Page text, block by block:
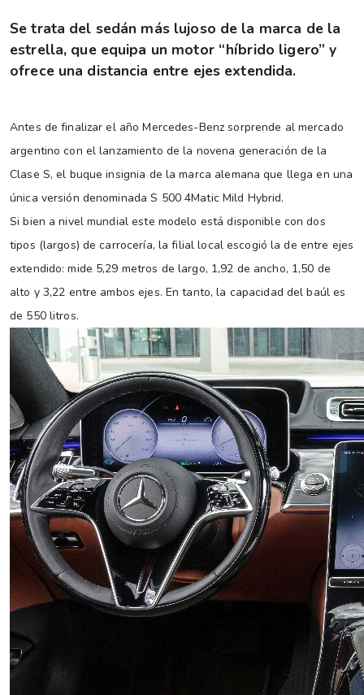
Se trata del sedán más lujoso de la marca de la
estrella, que equipa un motor “híbrido ligero” y
ofrece una distancia entre ejes extendida.
Antes de finalizar el año Mercedes-Benz sorprende al mercado
argentino con el lanzamiento de la novena generación de la
Clase S, el buque insignia de la marca alemana que llega en una
única versión denominada S 500 4Matic Mild Hybrid.
Si bien a nivel mundial este modelo está disponible con dos
tipos (largos) de carrocería, la filial local escogió la de entre ejes
extendido: mide 5,29 metros de largo, 1,92 de ancho, 1,50 de
alto y 3,22 entre ambos ejes. En tanto, la capacidad del baúl es
de 550 litros.